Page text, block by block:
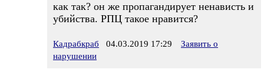
как так? он же пропагандирует ненависть и
убийства. РПЦ такое нравится?
Кадрабкраб 04.03.2019 17:29
Заявить о
нарушении